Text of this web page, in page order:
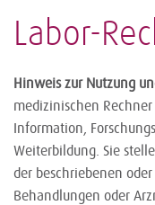
Labor-
Hinweis zur Nutzung
medizinischen
Information,
Weiterbildung. Sie
der beschriebenen
Behandlungen oder